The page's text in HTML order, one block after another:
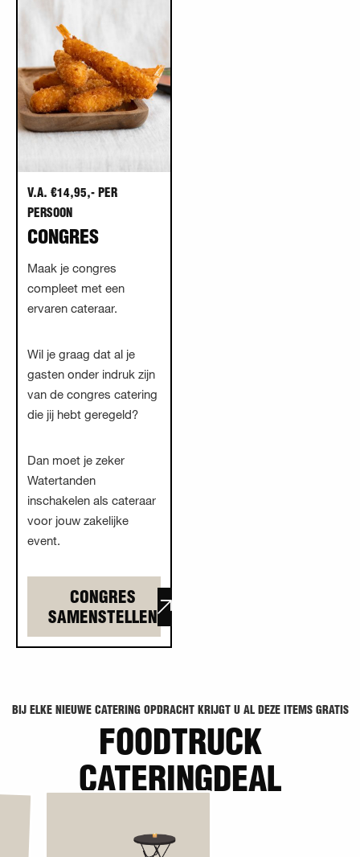
V.A. €14,95,- PER
PERSOON
CONGRES
Maak je congres
compleet met een
ervaren cateraar.
Wil je graag dat al je
gasten onder indruk zijn
van de congres catering
die jij hebt geregeld?
Dan moet je zeker
Watertanden
inschakelen als cateraar
voor jouw zakelijke
event.
CONGRES
SAMENSTELLEN
BIJ ELKE NIEUWE CATERING OPDRACHT KRIJGT U AL DEZE ITEMS GRATIS
FOODTRUCK
CATERINGDEAL